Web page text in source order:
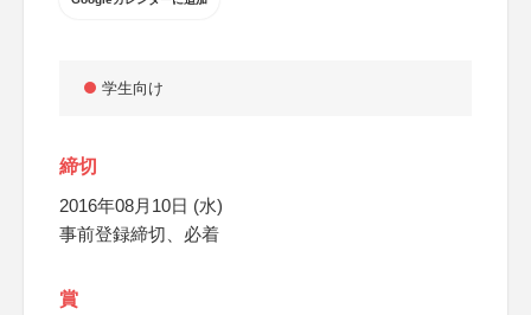
学生向け
締切
2016年08月10日 (水)
事前登録締切、必着
賞